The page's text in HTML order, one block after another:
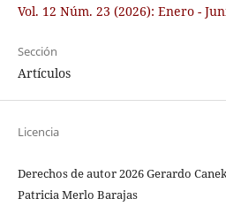
Vol. 12 Núm. 23 (2026): Enero -
Sección
Artículos
Licencia
Derechos de autor 2026 Gerardo
Patricia Merlo Barajas